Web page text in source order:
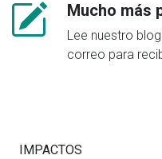
Mucho más
Lee nuestro
correo para
IMPACTOS